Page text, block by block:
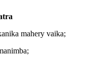
mahery vaika;